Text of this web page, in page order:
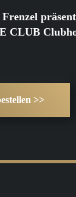
CLUB
>>